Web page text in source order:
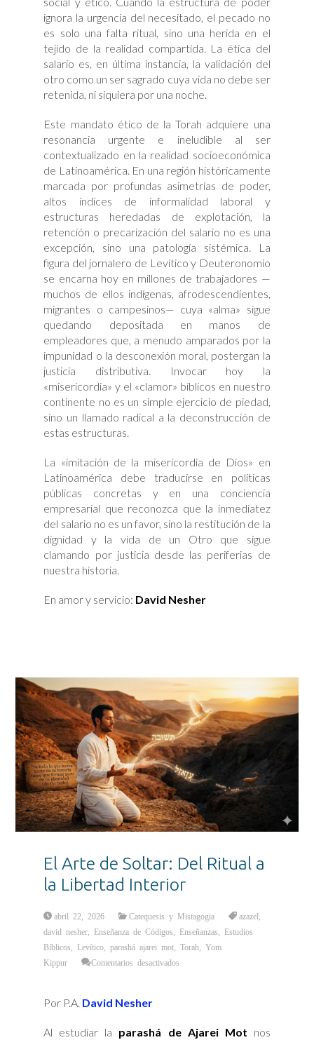
ignora la urgencia del necesitado, el pecado no
es solo una falta ritual, sino una herida en el
tejido de la realidad compartida. La ética del
salario es, en última instancia, la validación del
otro como un ser sagrado cuya vida no debe ser
retenida, ni siquiera por una noche.
Este mandato ético de la Torah adquiere una
resonancia urgente e ineludible al ser
contextualizado en la realidad socioeconómica
de Latinoamérica. En una región históricamente
marcada por profundas asimetrías de poder,
altos índices de informalidad laboral y
estructuras heredadas de explotación, la
retención o precarización del salario no es una
excepción, sino una patología sistémica. La
figura del jornalero de Levítico y Deuteronomio
se encarna hoy en millones de trabajadores —
muchos de ellos indígenas, afrodescendientes,
migrantes o campesinos— cuya «alma» sigue
quedando depositada en manos de
empleadores que, a menudo amparados por la
impunidad o la desconexión moral, postergan la
justicia distributiva. Invocar hoy la
«misericordia» y el «clamor» bíblicos en nuestro
continente no es un simple ejercicio de piedad,
sino un llamado radical a la deconstrucción de
estas estructuras.
La «imitación de la misericordia de Dios» en
Latinoamérica debe traducirse en políticas
públicas concretas y en una conciencia
empresarial que reconozca que la inmediatez
del salario no es un favor, sino la restitución de la
dignidad y la vida de un Otro que sigue
clamando por justicia desde las periferias de
nuestra historia.
En amor y servicio: David Nesher
El Arte de Soltar: Del Ritual a
la Libertad Interior
abril 22, 2026 Catequesis y Mistagogia azazel
david nesher
Enseñanza de Códigos Enseñanzas
Estudios
Bíblicos
Levítico ,parashá ajarei mot ,Torah ,Yom
Kippur
Comentarios desactivados
Libertad
Por P.A. David Nesher
Al estudiar la parashá de Ajarei Mot nos